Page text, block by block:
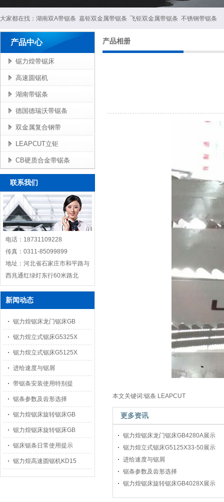
大家都在找： 湖南双A带锯条 嘉钜双金属带锯条 飞钜双金属带锯条 不锈钢带锯条
产品中心
锯力煌带锯床
高速圆锯机
湖南带锯条
德国德瑞沃带锯条
双金属复合钢带
LEAPCUT立钜
CB硬质合金带锯条
联系我们
电话：18731109228
传真：0311-85099899
地址：河北省石家庄市和平路与
西兆通红绿灯东行60米路北
新闻动态
锯力煌锯床龙门锯床GB
锯力煌立式锯床G5325X
锯力煌立式锯床G5125X
进给速度与锯屑
带锯条安装使用特别提
锯条参数及齿形选择
锯力煌锯床旋转锯床GB
锯力煌锯床旋转锯床GB
锯床锯条日常使用提示
锯力煌高速圆锯机KD15
产品相册
本文关键词:锯条 LEAPCUT
更多资讯
锯力煌锯床龙门锯床GB4280A展示
锯力煌立式锯床G5125X33-50展示
进给速度与锯屑
锯条参数及齿形选择
锯力煌锯床旋转锯床GB4028X展示